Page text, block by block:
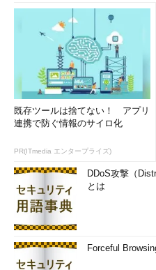
既存ツールは捨てない！ アプリ
連携で防ぐ情報のサイロ化
PR(ITmedia エンタープライズ)
DDoS攻撃（
とは
Forceful